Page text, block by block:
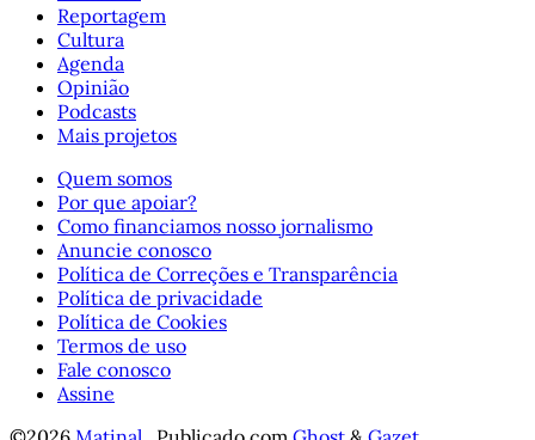
Reportagem
Cultura
Agenda
Opinião
Podcasts
Mais projetos
Quem somos
Por que apoiar?
Como financiamos nosso jornalismo
Anuncie conosco
Política de Correções e Transparência
Política de privacidade
Política de Cookies
Termos de uso
Fale conosco
Assine